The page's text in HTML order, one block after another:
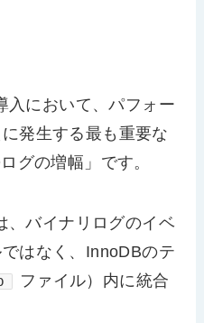
入において、パフォー
発生する最も重要な
グの増幅」です。
、バイナリログのイベ
はなく、InnoDBのテ
ファイル）内に統合